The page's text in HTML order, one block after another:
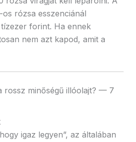
rózsa esszenciánál
forint. Ha ennek
nem azt kapod, amit a
rossz minőségű illóolajt? — 7
igaz legyen”, az általában